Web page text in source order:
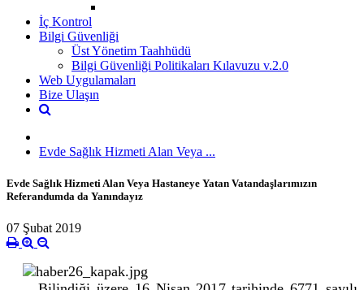
İç Kontrol
Bilgi Güvenliği
Üst Yönetim Taahhüdü
Bilgi Güvenliği Politikaları Kılavuzu v.2.0
Web Uygulamaları
Bize Ulaşın
Evde Sağlık Hizmeti Alan Veya ...
Evde Sağlık Hizmeti Alan Veya Hastaneye Yatan Vatandaşlarımızın
Referandumda da Yanındayız
07 Şubat 2019